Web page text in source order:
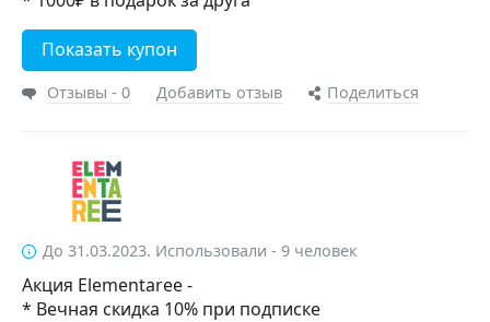
Показать купон
Отзывы - 0 Добавить отзыв Поделиться
До 31.03.2023. Использовали - 9 человек
Акция Elementaree -
* Вечная скидка 10% при подписке